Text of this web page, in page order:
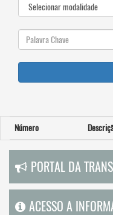
Número
PORTAL DA
ACESSO A